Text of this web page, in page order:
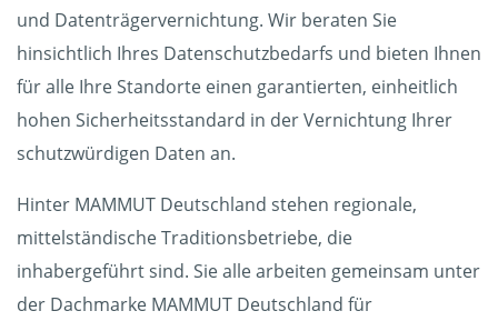
und Datenträgervernichtung. Wir beraten Sie
hinsichtlich Ihres Datenschutzbedarfs und bieten Ihnen
für alle Ihre Standorte einen garantierten, einheitlich
hohen Sicherheitsstandard in der Vernichtung Ihrer
schutzwürdigen Daten an.
Hinter MAMMUT Deutschland stehen regionale,
mittelständische Traditionsbetriebe, die
inhabergeführt sind. Sie alle arbeiten gemeinsam unter
der Dachmarke MAMMUT Deutschland für